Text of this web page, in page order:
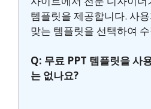
템플릿을 제공합니다. 사
맞는 템플릿을 선택하여
Q: 무료 PPT 템플릿을 사
는 없나요?